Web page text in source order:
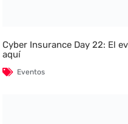
Cyber Insurance Day 22: El
aquí
Eventos